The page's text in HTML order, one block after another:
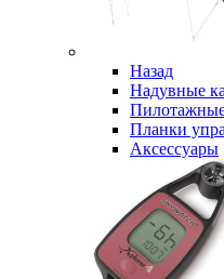
Назад
Надувные
Планки
Аксессуары